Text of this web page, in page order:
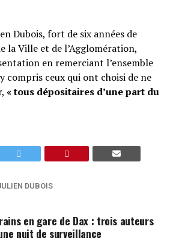
Dubois, fort de six années de
la Ville et de l’Agglomération,
en remerciant l’ensemble
compris ceux qui ont choisi de ne
« tous dépositaires d’une part du
DUBOIS
en gare de Dax : trois auteurs
nuit de surveillance